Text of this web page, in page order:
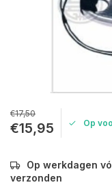
€17,50
€15,95 Op
Op werkdagen
verzonden